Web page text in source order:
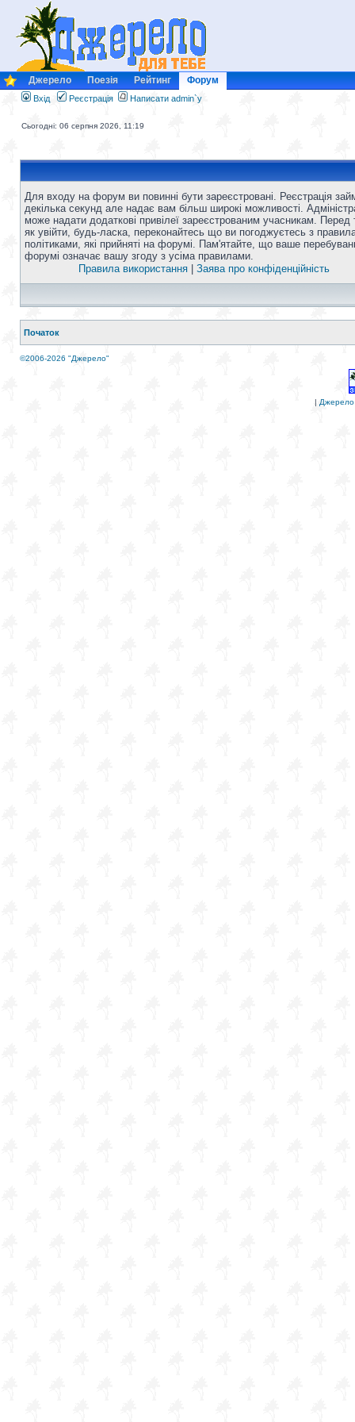
Джерело Поезія Рейтинг Форум
Вхід Реєстрація Написати admin`у
Сьогодні: 06 серпня 2026, 11:19
Для входу на форум ви повинні бути зареєстровані. Реєстрація
декілька секунд але надає вам більш широкі можливості.
може надати додаткові привілеї зареєстрованим учасникам. Перед
як увійти, будь-ласка, переконайтесь що ви погоджуєтесь з
політиками, які прийняті на форумі. Пам'ятайте, що ваше
форумі означає вашу згоду з усіма правилами.
Правила використання
Заява про конфіденційність
Початок
©2006-2026 "Джерело"
| Джерело